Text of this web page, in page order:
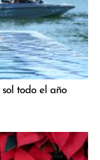
todo el año